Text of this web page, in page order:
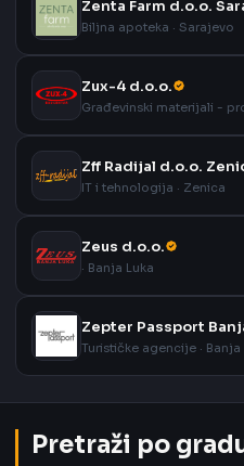
Zenta Farm d.o.o.
Biljna apoteka · Sarajevo
Zux-4 d.o.o.
Građevinski materijali -
Zff Radijal d.o.o.
IT i tehnologija · Zenica
Zeus d.o.o.
· Banja Luka
Zepter Passport
Turističke agencije · Banja
Pretraži po